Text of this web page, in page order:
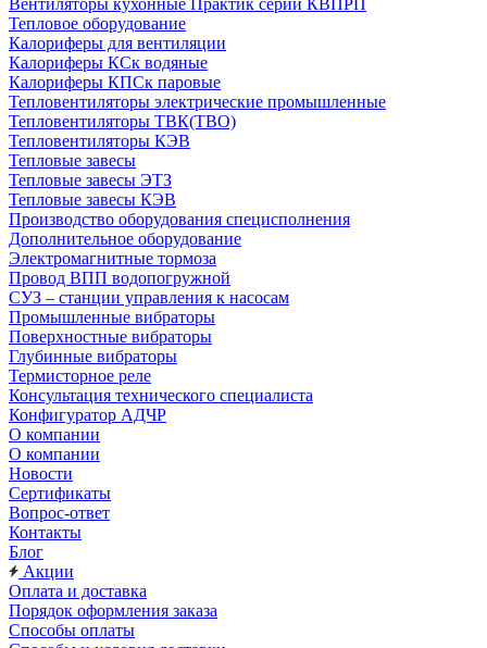
Вентиляторы кухонные Практик серии КВПРП
Тепловое оборудование
Калориферы для вентиляции
Калориферы КСк водяные
Калориферы КПСк паровые
Тепловентиляторы электрические промышленные
Тепловентиляторы ТВК(ТВО)
Тепловентиляторы КЭВ
Тепловые завесы
Тепловые завесы ЭТЗ
Тепловые завесы КЭВ
Производство оборудования специсполнения
Дополнительное оборудование
Электромагнитные тормоза
Провод ВПП водопогружной
СУЗ – станции управления к насосам
Промышленные вибраторы
Поверхностные вибраторы
Глубинные вибраторы
Термисторное реле
Консультация технического специалиста
Конфигуратор АДЧР
О компании
О компании
Новости
Сертификаты
Вопрос-ответ
Контакты
Блог
Акции
Оплата и доставка
Порядок оформления заказа
Способы оплаты